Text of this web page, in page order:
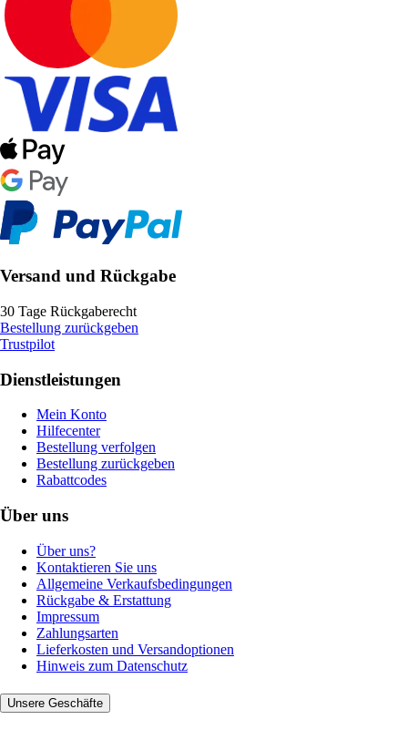
Versand und Rückgabe
30 Tage Rückgaberecht
Bestellung zurückgeben
Trustpilot
Dienstleistungen
Mein Konto
Hilfecenter
Bestellung verfolgen
Bestellung zurückgeben
Rabattcodes
Über uns
Über uns?
Kontaktieren Sie uns
Allgemeine Verkaufsbedingungen
Rückgabe & Erstattung
Impressum
Zahlungsarten
Lieferkosten und Versandoptionen
Hinweis zum Datenschutz
Unsere Geschäfte